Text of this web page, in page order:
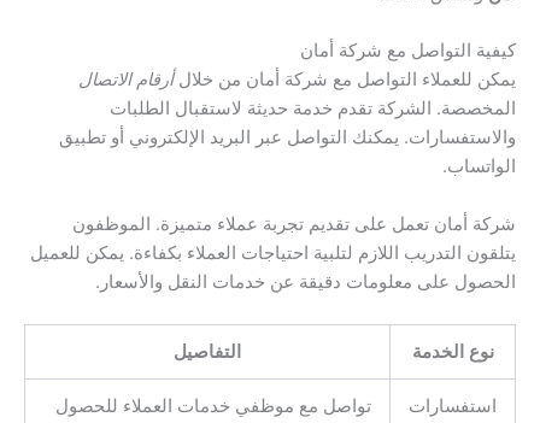
كيفية التواصل مع شركة أمان
يمكن للعملاء التواصل مع شركة أمان من خلالأرقام الاتصال
المخصصة. الشركة تقدم خدمة حديثة لاستقبال الطلبات
والاستفسارات. يمكنك التواصل عبر البريد الإلكتروني أو تطبيق
الواتساب.
شركة أمان تعمل على تقديم تجربة عملاء متميزة. الموظفون
يتلقون التدريب اللازم لتلبية احتياجات العملاء بكفاءة. يمكن للعميل
الحصول على معلومات دقيقة عن خدمات النقل والأسعار.
نوع الخدمة التفاصيل
استفسارات
تواصل مع موظفي خدمات العملاء للحصول